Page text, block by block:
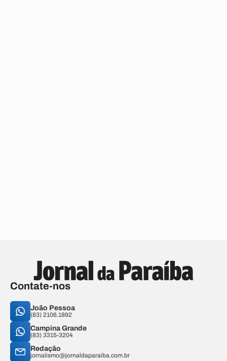
Contate-nos
João Pessoa
(83) 2106.1892
Campina Grande
(83) 3315-3204
Redação
jornalismo@jornaldaparaiba.com.br